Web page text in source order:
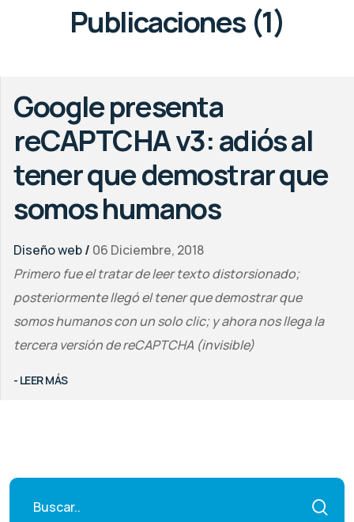
Publicaciones (1)
Google presenta
reCAPTCHA v3: adiós al
tener que demostrar que
somos humanos
Diseño web/ 06 Diciembre, 2018
Primero fue el tratar de leer texto distorsionado;
posteriormente llegó el tener que demostrar que
somos humanos con un solo clic; y ahora nos llega la
tercera versión de reCAPTCHA (invisible)
- LEER MÁS